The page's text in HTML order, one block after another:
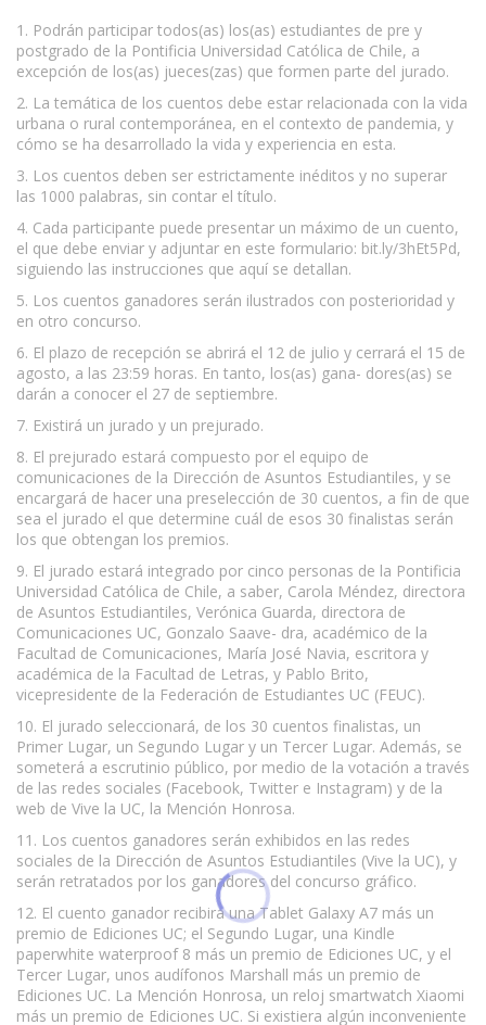
1. Podrán participar todos(as) los(as) estudiantes de pre y
postgrado de la Pontificia Universidad Católica de Chile, a
excepción de los(as) jueces(zas) que formen parte del jurado.
2. La temática de los cuentos debe estar relacionada con la vida
urbana o rural contemporánea, en el contexto de pandemia, y
cómo se ha desarrollado la vida y experiencia en esta.
3. Los cuentos deben ser estrictamente inéditos y no superar
las 1000 palabras, sin contar el título.
4. Cada participante puede presentar un máximo de un cuento,
el que debe enviar y adjuntar en este formulario: bit.ly/3hEt5Pd,
siguiendo las instrucciones que aquí se detallan.
5. Los cuentos ganadores serán ilustrados con posterioridad y
en otro concurso.
6. El plazo de recepción se abrirá el 12 de julio y cerrará el 15 de
agosto, a las 23:59 horas. En tanto, los(as) gana- dores(as) se
darán a conocer el 27 de septiembre.
7. Existirá un jurado y un prejurado.
8. El prejurado estará compuesto por el equipo de
comunicaciones de la Dirección de Asuntos Estudiantiles, y se
encargará de hacer una preselección de 30 cuentos, a fin de que
sea el jurado el que determine cuál de esos 30 finalistas serán
los que obtengan los premios.
9. El jurado estará integrado por cinco personas de la Pontificia
Universidad Católica de Chile, a saber, Carola Méndez, directora
de Asuntos Estudiantiles, Verónica Guarda, directora de
Comunicaciones UC, Gonzalo Saave- dra, académico de la
Facultad de Comunicaciones, María José Navia, escritora y
académica de la Facultad de Letras, y Pablo Brito,
vicepresidente de la Federación de Estudiantes UC (FEUC).
10. El jurado seleccionará, de los 30 cuentos finalistas, un
Primer Lugar, un Segundo Lugar y un Tercer Lugar. Además, se
someterá a escrutinio público, por medio de la votación a través
de las redes sociales (Facebook, Twitter e Instagram) y de la
web de Vive la UC, la Mención Honrosa.
11. Los cuentos ganadores serán exhibidos en las redes
sociales de la Dirección de Asuntos Estudiantiles (Vive la UC), y
serán retratados por los ganadores del concurso gráfico.
12. El cuento ganador recibirá una Tablet Galaxy A7 más un
premio de Ediciones UC; el Segundo Lugar, una Kindle
paperwhite waterproof 8 más un premio de Ediciones UC, y el
Tercer Lugar, unos audífonos Marshall más un premio de
Ediciones UC. La Mención Honrosa, un reloj smartwatch Xiaomi
más un premio de Ediciones UC. Si existiera algún inconveniente